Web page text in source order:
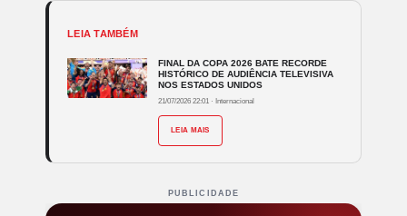
LEIA TAMBÉM
FINAL DA COPA 2026 BATE RECORDE
HISTÓRICO DE AUDIÊNCIA TELEVISIVA
NOS ESTADOS UNIDOS
21/07/2026 22:01 · Internacional
LEIA MAIS
PUBLICIDADE